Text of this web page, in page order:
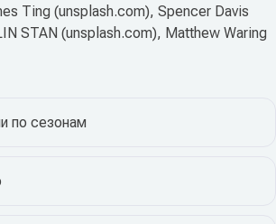
Ting (unsplash.com), Spencer Davis
STAN (unsplash.com), Matthew Waring
по сезонам